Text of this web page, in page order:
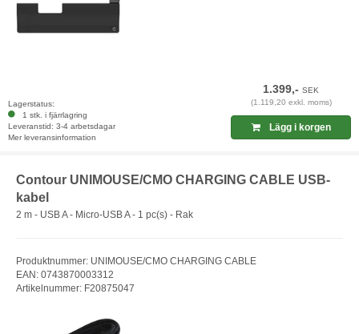
Lagerstatus:
1 stk. i fjärrlagring
Leveranstid: 3-4 arbetsdagar
Mer leveransinformation
1.399,-SEK
(1.119,20 exkl. moms)
Lägg i korgen
Contour UNIMOUSE/CMO CHARGING CABLE USB-
kabel
2 m - USB A - Micro-USB A - 1 pc(s) - Rak
Produktnummer: UNIMOUSE/CMO CHARGING CABLE
EAN: 0743870003312
Artikelnummer: F20875047